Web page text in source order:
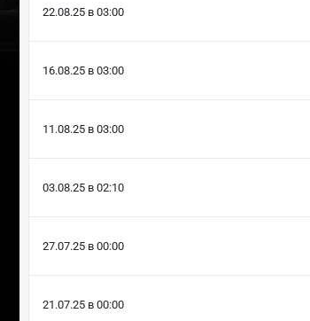
22.08.25 в 03:00
16.08.25 в 03:00
11.08.25 в 03:00
03.08.25 в 02:10
27.07.25 в 00:00
21.07.25 в 00:00